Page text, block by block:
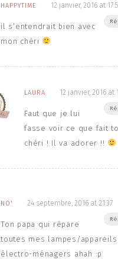
HAPPYTIME 12 janvier, 2016 at
il s’entendrait bien avec
mon chéri
LAURA 12 janvier, 2016 at
Faut que je lui
fasse voir ce que fait
chéri ! Il va adorer !!
NO' 24 septembre, 2016 at 21:37
Ton papa qui répare
toutes mes lampes/appareils
électro-ménagers ahah :p